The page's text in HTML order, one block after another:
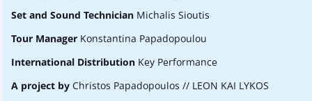
Set and Sound Technician Michalis Sioutis
Tour Manager Konstantina Papadopoulou
International Distribution Key Performance
A project by Christos Papadopoulos // LEON KAI LYKOS